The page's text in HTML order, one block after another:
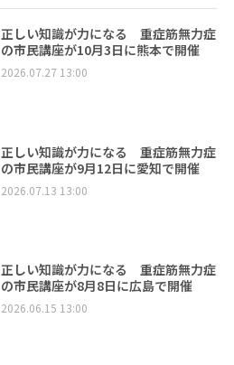
正しい知識が力になる 重症筋無力症
の市民講座が10月3日に熊本で開催
2026.07.27 13:00
正しい知識が力になる 重症筋無力症
の市民講座が9月12日に愛知で開催
2026.07.13 13:00
正しい知識が力になる 重症筋無力症
の市民講座が8月8日に広島で開催
2026.06.15 13:00